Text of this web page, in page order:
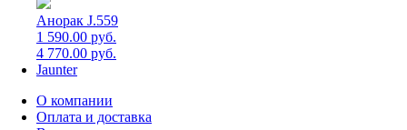
Анорак J.559
1 590.00 руб.
4 770.00 руб.
Jaunter
О компании
Оплата и доставка